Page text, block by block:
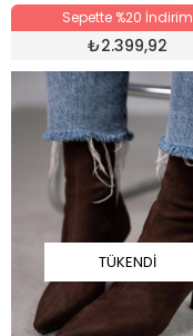
Sepette %20 İndirim
₺2.399,92
TÜKENDI